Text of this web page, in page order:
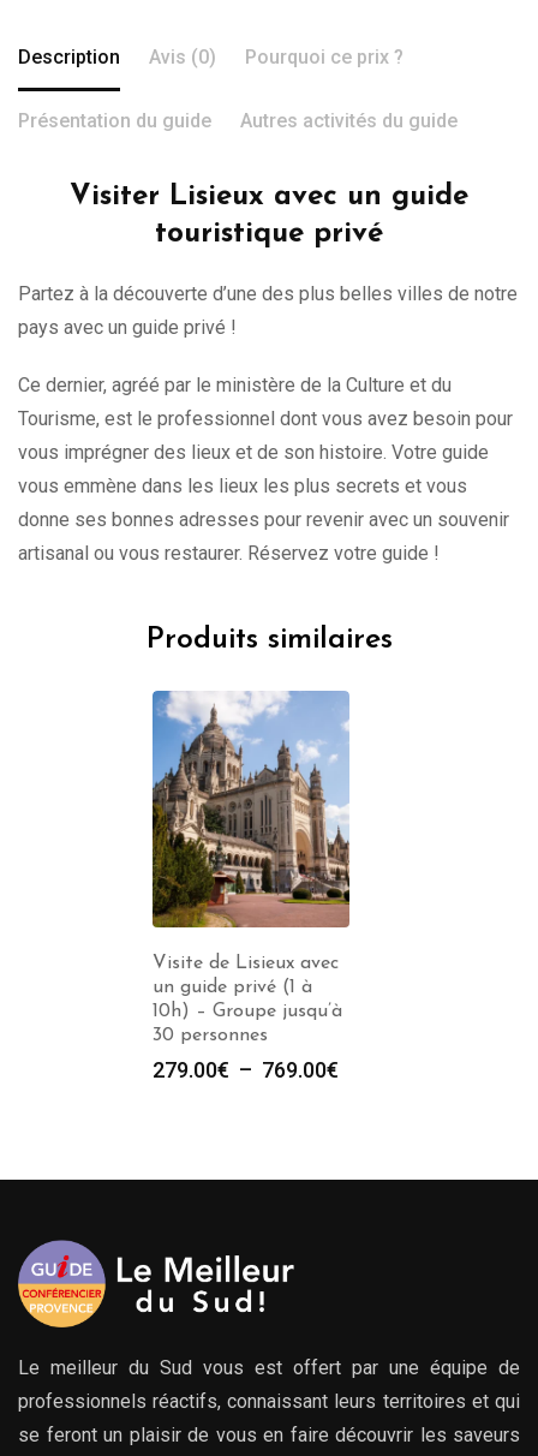
Description Avis (0) Pourquoi ce prix ?
Présentation du guide Autres activités du guide
Visiter Lisieux avec un guide
touristique privé
Partez à la découverte d’une des plus belles villes de notre
pays avec un guide privé !
Ce dernier, agréé par le ministère de la Culture et du
Tourisme, est le professionnel dont vous avez besoin pour
vous imprégner des lieux et de son histoire. Votre guide
vous emmène dans les lieux les plus secrets et vous
donne ses bonnes adresses pour revenir avec un souvenir
artisanal ou vous restaurer. Réservez votre guide !
Produits similaires
Visite de Lisieux avec
un guide privé (1 à
10h) – Groupe jusqu’à
30 personnes
279.00€ – 769.00€
à
Le meilleur du Sud vous est offert par une équipe de
professionnels réactifs, connaissant leurs territoires et qui
se feront un plaisir de vous en faire découvrir les saveurs